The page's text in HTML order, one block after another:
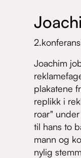
Joachim
plakatene
replikk i
roar"
til hans to
mann og
nylig